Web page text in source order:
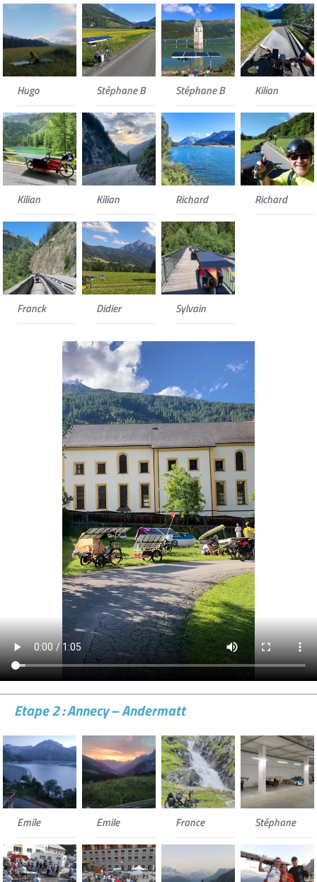
Hugo Stéphane B Stéphane B Kilian
Kilian Kilian Richard Richard
Franck Didier Sylvain
Etape 2 : Annecy – Andermatt
Emile Emile France Stéphane